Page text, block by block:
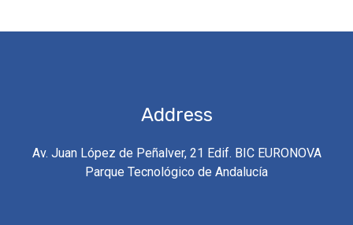
Address
Av. Juan López de Peñalver, 21 Edif. BIC EURONOVA
Parque Tecnológico de Andalucía